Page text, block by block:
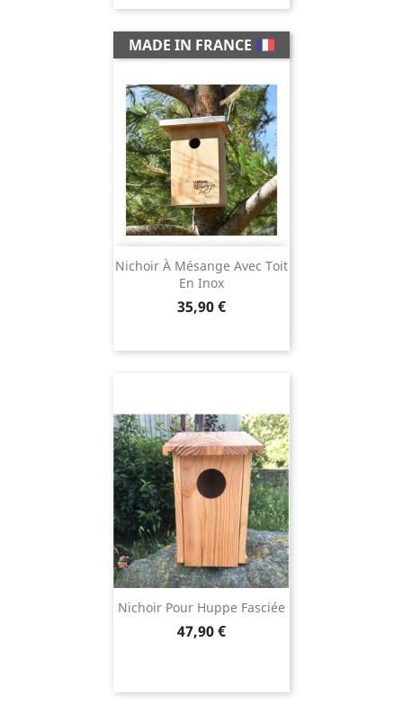
Nichoir À Mésange Avec Toit
En Inox
Prix
35,90 €
MADE IN FRANCE
Nichoir Pour Huppe Fasciée
Prix
47,90 €